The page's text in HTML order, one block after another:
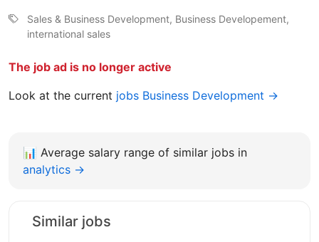
Sales & Business Development, Business Developement,
international sales
The job ad is no longer active
Look at the current jobs Business Development →
📊 Average salary range of similar jobs in
analytics →
Similar jobs